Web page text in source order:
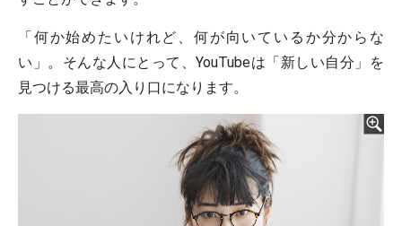
「何か始めたいけれど、何が向いているか分からな
い」。そんな人にとって、YouTubeは「新しい自分」を
見つける最高の入り口になります。